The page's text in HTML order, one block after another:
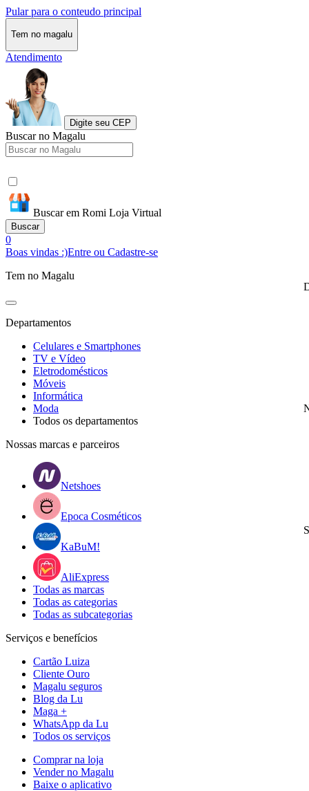
Pular para o conteudo principal
Tem no magalu
Atendimento
Digite seu CEP
Buscar no Magalu
Buscar em Romi Loja Virtual
Buscar
0
Boas vindas :)Entre ou Cadastre-se
Tem no Magalu
Departamentos
Celulares e Smartphones
TV e Vídeo
Eletrodomésticos
Móveis
Informática
Moda
Todos os departamentos
Nossas marcas e parceiros
Netshoes
Epoca Cosméticos
KaBuM!
AliExpress
Todas as marcas
Todas as categorias
Todas as subcategorias
Serviços e benefícios
Cartão Luiza
Cliente Ouro
Magalu seguros
Blog da Lu
Maga +
WhatsApp da Lu
Todos os serviços
Comprar na loja
Vender no Magalu
Baixe o aplicativo